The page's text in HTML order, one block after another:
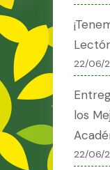
22/06/
los
22/06/